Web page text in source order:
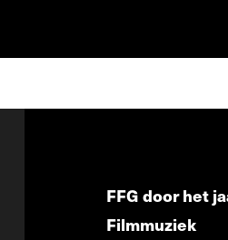
FFG door het
Filmmuziek